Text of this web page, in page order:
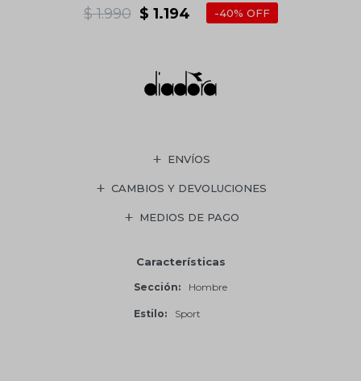
$ 1.194
$ 1.990 40
ENVÍOS
CAMBIOS Y DEVOLUCIONES
MEDIOS DE PAGO
Características
Sección Hombre
Estilo Sport